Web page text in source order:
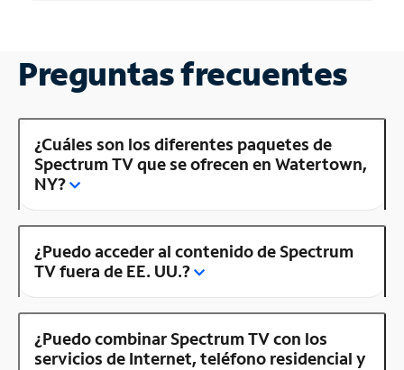
Preguntas frecuentes
¿Cuáles son los diferentes paquetes de
Spectrum TV que se ofrecen en Watertown,
NY?
¿Puedo acceder al contenido de Spectrum
TV fuera de EE. UU.?
¿Puedo combinar Spectrum TV con los
servicios de Internet, teléfono residencial y